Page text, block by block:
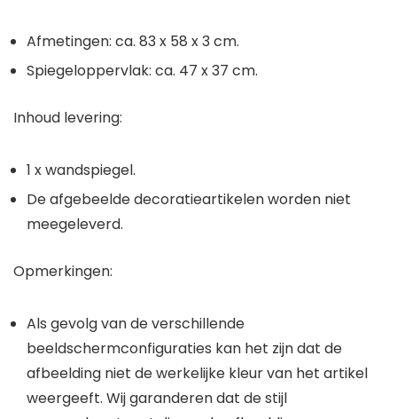
Afmetingen: ca. 83 x 58 x 3 cm.
Spiegeloppervlak: ca. 47 x 37 cm.
Inhoud levering:
1 x wandspiegel.
De afgebeelde decoratieartikelen worden niet
meegeleverd.
Opmerkingen:
Als gevolg van de verschillende
beeldschermconfiguraties kan het zijn dat de
afbeelding niet de werkelijke kleur van het artikel
weergeeft. Wij garanderen dat de stijl